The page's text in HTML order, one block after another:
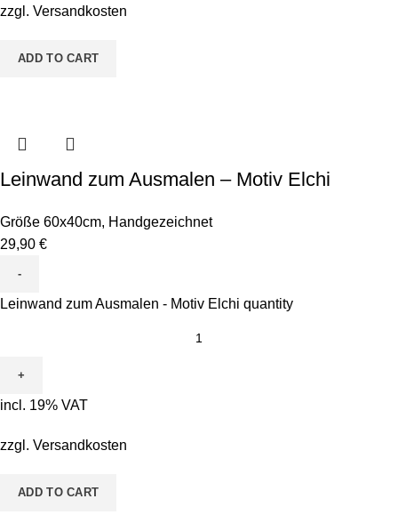
zzgl. Versandkosten
ADD TO CART
Leinwand zum Ausmalen – Motiv Elchi
Größe 60x40cm, Handgezeichnet
29,90 €
Leinwand zum Ausmalen - Motiv Elchi quantity
incl. 19% VAT
zzgl. Versandkosten
ADD TO CART